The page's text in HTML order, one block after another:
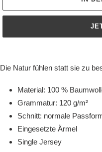
wird
Warenkorb
Die Natur fühlen statt sie zu
Material: 100 %
Grammatur: 120 g/m²
Schnitt: normale
Eingesetzte Ärmel
Single Jersey